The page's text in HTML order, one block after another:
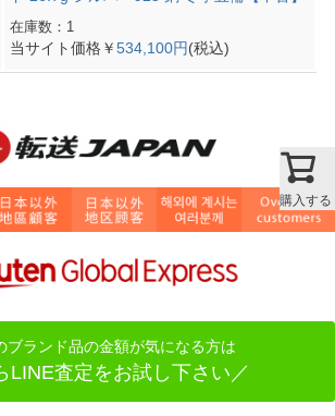
購入する
在庫数：1
当サイト価格￥534,100円(税込)
ブランド品の金額が気になる方は
LINE査定をお試し下さい／